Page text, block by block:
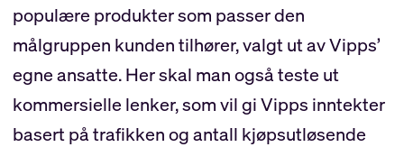
populære produkter som passer den
målgruppen kunden tilhører, valgt ut av Vipps’
egne ansatte. Her skal man også teste ut
kommersielle lenker, som vil gi Vipps inntekter
basert på trafikken og antall kjøpsutløsende